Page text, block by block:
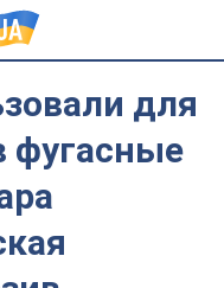
для
фугасные